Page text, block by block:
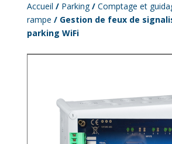
Accueil / Parking/ Comptage et
rampe / Gestion de feux de
parking WiFi